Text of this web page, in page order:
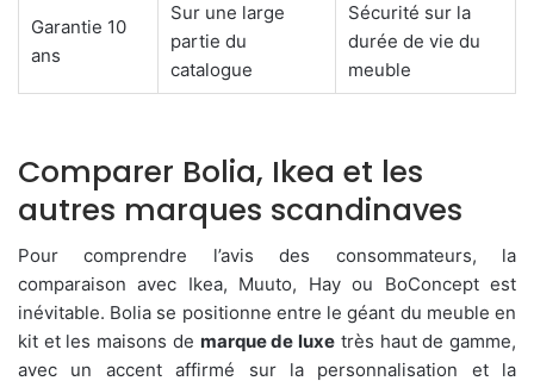
Garantie 10
ans
Sur une large
partie du
catalogue
Sécurité sur la
durée de vie du
meuble
Comparer Bolia, Ikea et les
autres marques scandinaves
Pour comprendre l’avis des consommateurs, la
comparaison avec Ikea, Muuto, Hay ou BoConcept est
inévitable. Bolia se positionne entre le géant du meuble en
kit et les maisons de marque de luxe très haut de gamme,
avec un accent affirmé sur la personnalisation et la